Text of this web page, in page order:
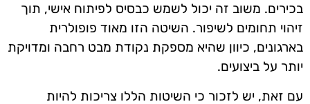
בכירים. משוב זה יכול לשמש כבסיס לפיתוח אישי, תוך
זיהוי תחומים לשיפור. השיטה הזו מאוד פופולרית
בארגונים, כיוון שהיא מספקת נקודת מבט רחבה ומדויקת
יותר על ביצועים.
עם זאת, יש לזכור כי השיטות הללו צריכות להיות